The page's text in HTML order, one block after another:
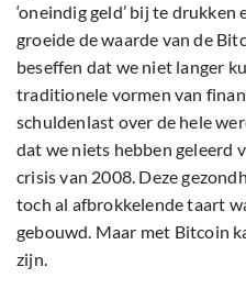
‘oneindig geld’ bij te
groeide de waarde van de
beseffen dat we niet langer
traditionele vormen van
schuldenlast over de hele
dat we niets hebben geleerd
crisis van 2008. Deze
toch al afbrokkelende taart
gebouwd. Maar met Bitcoin
zijn.